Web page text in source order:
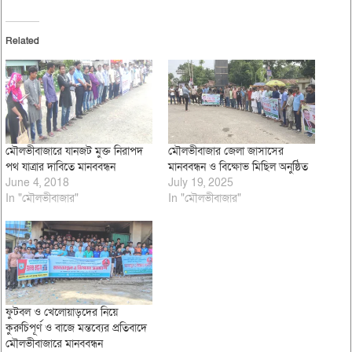
Related
মৌলভীবাজারে যানজট মুক্ত নিরাপদ
পথ যাত্রার দাবিতে মানববন্ধন
June 4, 2018
In "মৌলভীবাজার"
মৌলভীবাজার জেলা জাসাসের
মানববন্ধন ও বিক্ষোভ মিছিল অনুষ্ঠিত
July 19, 2025
In "মৌলভীবাজার"
ফুটবল ও খেলোয়াড়দের নিয়ে
কুরুচিপূর্ণ ও বাজে মন্তব্যের প্রতিবাদে
মৌলভীবাজারে মানববন্ধন